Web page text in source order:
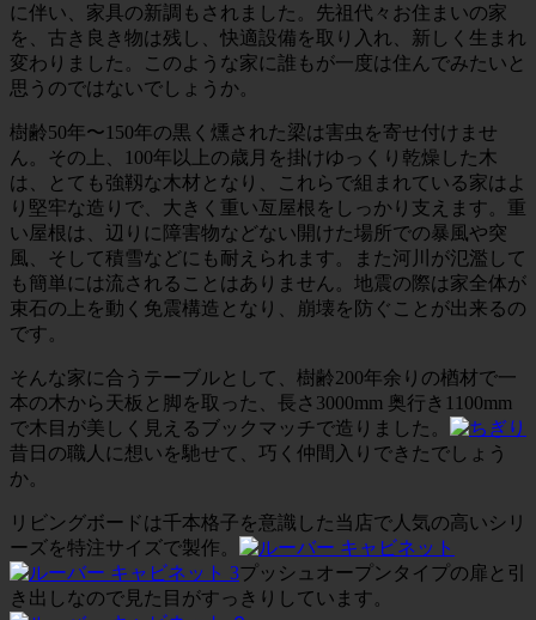
に伴い、家具の新調もされました。先祖代々お住まいの家
を、古き良き物は残し、快適設備を取り入れ、新しく生まれ
変わりました。このような家に誰もが一度は住んでみたいと
思うのではないでしょうか。
樹齢50年〜150年の黒く燻された梁は害虫を寄せ付けませ
ん。その上、100年以上の歳月を掛けゆっくり乾燥した木
は、とても強靱な木材となり、これらで組まれている家はよ
り堅牢な造りで、大きく重い亙屋根をしっかり支えます。重
い屋根は、辺りに障害物などない開けた場所での暴風や突
風、そして積雪などにも耐えられます。また河川が氾濫して
も簡単には流されることはありません。地震の際は家全体が
束石の上を動く免震構造となり、崩壊を防ぐことが出来るの
です。
そんな家に合うテーブルとして、樹齢200年余りの楢材で一
本の木から天板と脚を取った、長さ3000mm 奥行き1100mm
で木目が美しく見えるブックマッチで造りました。
昔日の職人に想いを馳せて、巧く仲間入りできたでしょう
か。
リビングボードは千本格子を意識した当店で人気の高いシリ
ーズを特注サイズで製作。
プッシュオープンタイプの扉と引
き出しなので見た目がすっきりしています。